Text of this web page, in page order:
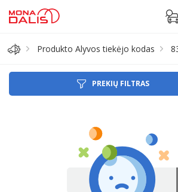
Akumuliatorius
Produkto Alyvos tiekėjo kodas
PREKIŲ FILTRAS